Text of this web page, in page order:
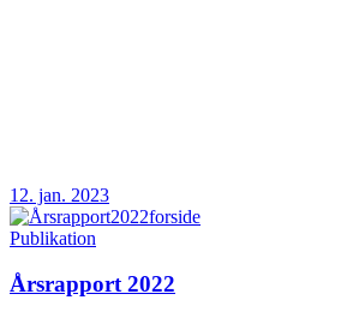
12. jan. 2023
Publikation
Årsrapport 2022